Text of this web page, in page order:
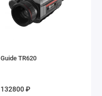
Guide TR620
132800 ₽